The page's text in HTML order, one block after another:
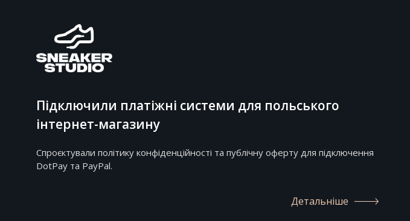
Підключили платіжні системи для польського
інтернет-магазину
Спроєктували політику конфіденційності та публічну оферту для підключення
DotPay та PayPal.
Детальніше